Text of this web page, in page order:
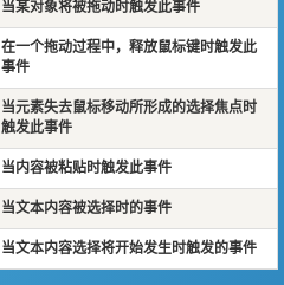
当某对象将被拖动时触发此事件
在一个拖动过程中，释放鼠标键时触发此
事件
当元素失去鼠标移动所形成的选择焦点时
触发此事件
当内容被粘贴时触发此事件
当文本内容被选择时的事件
当文本内容选择将开始发生时触发的事件